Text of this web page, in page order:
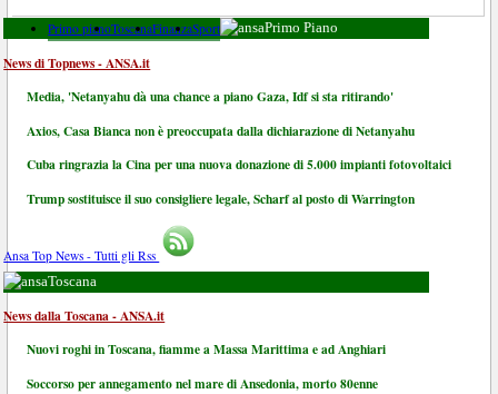
Primo pianoToscanaFinanzaSport Primo Piano
News di Topnews - ANSA.it
Media, 'Netanyahu dà una chance a piano Gaza, Idf si sta ritirando'
Axios, Casa Bianca non è preoccupata dalla dichiarazione di Netanyahu
Cuba ringrazia la Cina per una nuova donazione di 5.000 impianti fotovoltaici
Trump sostituisce il suo consigliere legale, Scharf al posto di Warrington
Ansa Top News - Tutti gli Rss
Toscana
News dalla Toscana - ANSA.it
Nuovi roghi in Toscana, fiamme a Massa Marittima e ad Anghiari
Soccorso per annegamento nel mare di Ansedonia, morto 80enne